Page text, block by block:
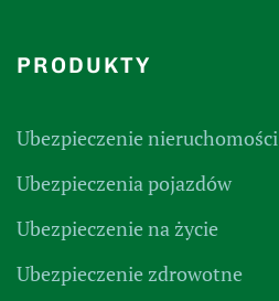
PRODUKTY
Ubezpieczenie nieruchomości
Ubezpieczenia pojazdów
Ubezpieczenie na życie
Ubezpieczenie zdrowotne